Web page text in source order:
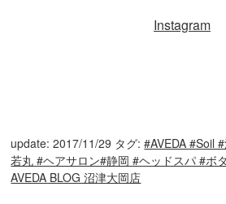
Instagram
update: 2017/11/29 タグ:#AVEDA #Soil
若丸 #ヘアサロン#静岡 #ヘッドスパ #ボ
AVEDA BLOG 沼津大岡店